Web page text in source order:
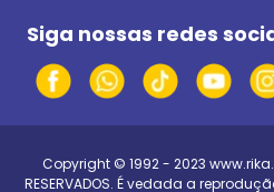
Siga nossas redes
Copyright © 1992 - 2023
RESERVADOS. É vedada a